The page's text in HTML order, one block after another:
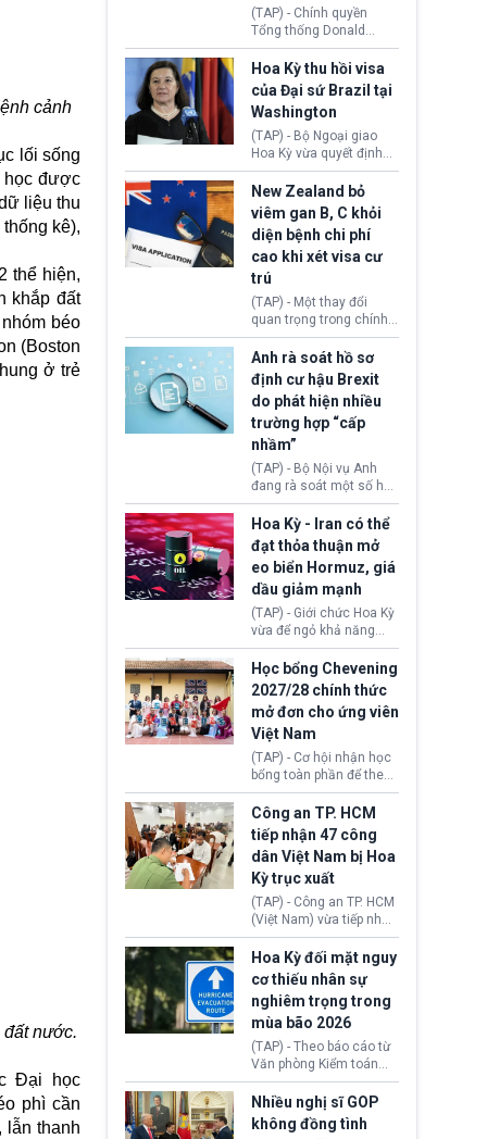
cảnh
lối sống
học được
liệu thu
kê),
thể hiện,
khắp đất
béo
(Boston
ở trẻ
đất nước.
Đại học
phì cần
lẫn thanh
(TAP) - Chính quyền
Tổng thống Donald
Trump đã hoàn trả
khoảng 100 tỷ USD thuế
quan từng thu theo Đạo
luật Quyền hạn Kinh tế
Khẩn cấp Quốc tế
(IEEPA). Động thái này
diễn ra sau phán quyết
hồi tháng 2 bởi Tòa án
Tối cao Hoa Kỳ
(SCOTUS) khi tuyên bố,
việc áp thuế diện rộng là
hoàn toàn bất hợp pháp.
Hoa Kỳ thu hồi visa
của Đại sứ Brazil tại
Washington
(TAP) - Bộ Ngoại giao
Hoa Kỳ vừa quyết định
thu hồi thị thực (visa)
của bà Maria Luiza
Ribeiro Viotti - Đại sứ
Brazil tại Washington.
Động thái trên diễn ra
trong bối cảnh tranh
chấp ngoại giao giữa
chính quyền Tổng thống
Donald Trump và chính
phủ cánh tả Tổng thống
da Silva đang leo thang
gay gắt.
New Zealand bỏ
viêm gan B, C khỏi
diện bệnh chi phí
cao khi xét visa cư
trú
(TAP) - Một thay đổi
quan trọng trong chính
sách nhập cư của New
Zealand đang mở ra
thêm cơ hội cho nhiều
người muốn định cư. Từ
nay, người mắc viêm
gan B hoặc viêm gan C
sẽ không còn bị mặc
định không đáp ứng tiêu
chuẩn sức khỏe chỉ vì
chi phí điều trị khi nộp hồ
Anh rà soát hồ sơ
định cư hậu Brexit
do phát hiện nhiều
trường hợp “cấp
nhầm”
(TAP) - Bộ Nội vụ Anh
đang rà soát một số hồ
sơ thuộc Chương trình
Định cư EU (EU
Settlement Scheme -
EUSS) sau khi xác định
có trường hợp được cấp
quy chế cư trú hậu
Brexit “do nhầm lẫn”.
Động thái này làm dấy
lên lo ngại về việc thực
thi Thỏa thuận Rút khỏi
Liên minh châu Âu
(Withdrawal
Agreement).
Hoa Kỳ - Iran có thể
đạt thỏa thuận mở
eo biển Hormuz, giá
dầu giảm mạnh
(TAP) - Giới chức Hoa Kỳ
vừa để ngỏ khả năng
sớm đạt thỏa thuận với
Iran nhằm mở lại eo biển
Hormuz, mở đường cho
việc khôi phục hoạt
động hàng hải. Những
tín hiệu ngoại giao tích
cực này lập tức tác động
đến thị trường năng
lượng, kéo giá dầu thế
giới lùi sâu xuống dưới
mức 80 USD/thùng.
Học bổng Chevening
2027/28 chính thức
mở đơn cho ứng viên
Việt Nam
(TAP) - Cơ hội nhận học
bổng toàn phần để theo
học chương trình thạc sĩ
tại Vương quốc Anh đã
chính thức quay trở lại.
Học bổng Chevening
2027/28 của Chính phủ
Anh vừa mở cổng ứng
tuyển dành riêng ứng
viên Việt Nam, hỗ trợ
toàn bộ chi phí học tập
cùng nhiều quyền lợi
trong suốt một năm
học.
Công an TP. HCM
tiếp nhận 47 công
dân Việt Nam bị Hoa
Kỳ trục xuất
(TAP) - Công an TP. HCM
(Việt Nam) vừa tiếp nhận
47 công dân Việt Nam bị
Hoa Kỳ trục xuất về
nước. Đây là đợt có số
lượng lớn nhất từ đầu
năm 2026 đến nay, phản
ánh xu hướng gia tăng
các trường hợp trục
xuất.
Hoa Kỳ đối mặt nguy
cơ thiếu nhân sự
nghiêm trọng trong
mùa bão 2026
(TAP) - Theo báo cáo từ
Văn phòng Kiểm toán
Chính phủ (GAO), Cơ
quan Quản lý Khẩn cấp
Liên bang (FEMA) thuộc
Bộ An ninh Nội địa Hoa
Nhiều nghị sĩ GOP
không đồng tình